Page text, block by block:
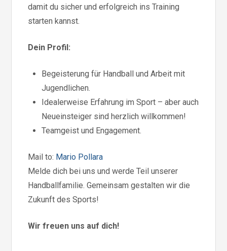
damit du sicher und erfolgreich ins Training
starten kannst.
Dein Profil:
Begeisterung für Handball und Arbeit mit
Jugendlichen.
Idealerweise Erfahrung im Sport – aber auch
Neueinsteiger sind herzlich willkommen!
Teamgeist und Engagement.
Mail to: Mario Pollara
Melde dich bei uns und werde Teil unserer
Handballfamilie. Gemeinsam gestalten wir die
Zukunft des Sports!
Wir freuen uns auf dich!